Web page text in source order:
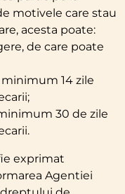
motivele care stau
acesta poate:
de care poate
14 zile
30 de zile
exprimat
Agentiei